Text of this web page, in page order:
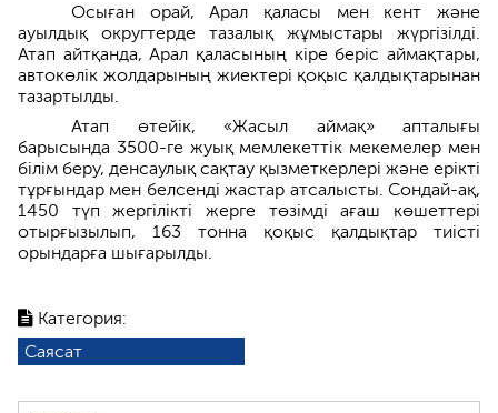
Категория:
Саясат
Осыған орай, Арал қаласы мен кент және
ауылдық округтерде тазалық жұмыстары жүргізілді.
Атап айтқанда, Арал қаласының кіре беріс аймақтары,
автокөлік жолдарының жиектері қоқыс қалдықтарынан
тазартылды.
Атап өтейік, «Жасыл аймақ» апталығы
барысында 3500-ге жуық мемлекеттік мекемелер мен
білім беру, денсаулық сақтау қызметкерлері және ерікті
тұрғындар мен белсенді жастар атсалысты. Сондай-ақ,
1450 түп жергілікті жерге төзімді ағаш көшеттері
отырғызылып, 163 тонна қоқыс қалдықтар тиісті
орындарға шығарылды.